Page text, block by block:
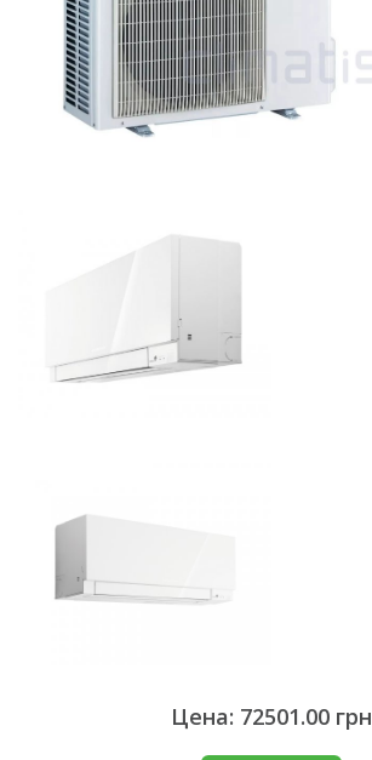
Цена: 72501.00 грн